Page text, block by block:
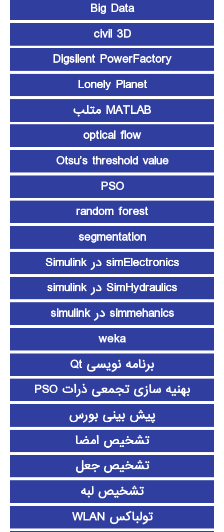
Big Data
civil 3D
Digsilent PowerFactory
Lonely Planet
MATLAB متلب
optical flow
Otsu’s threshold value
PSO
random forest
segmentation
simElectronics در Simulink
SimHydraulics در simulink
simmehanics در simulink
weka
برنامه نویسی Qt
بهنیه سازی تجمعی ذرات PSO
پیش بینی بورس
تشخیص امضا
تشخیص جعل
تشخیص لبه
تولباکس WLAN